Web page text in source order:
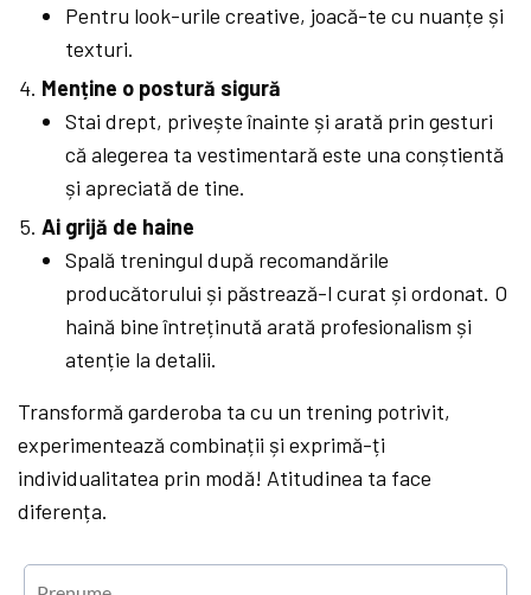
Pentru look-urile creative, joacă-te cu nuanțe și
texturi.
Menține o postură sigură
Stai drept, privește înainte și arată prin gesturi
că alegerea ta vestimentară este una conștientă
și apreciată de tine.
Ai grijă de haine
Spală treningul după recomandările
producătorului și păstrează-l curat și ordonat. O
haină bine întreținută arată profesionalism și
atenție la detalii.
Transformă garderoba ta cu un trening potrivit,
experimentează combinații și exprimă-ți
individualitatea prin modă! Atitudinea ta face
diferența.